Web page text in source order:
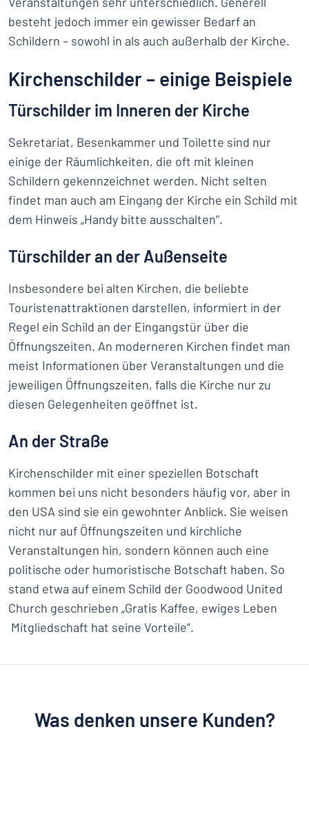
besteht jedoch immer ein gewisser Bedarf an
Schildern – sowohl in als auch außerhalb der Kirche.
Kirchenschilder – einige Beispiele
Türschilder im Inneren der Kirche
Sekretariat, Besenkammer und Toilette sind nur
einige der Räumlichkeiten, die oft mit kleinen
Schildern gekennzeichnet werden. Nicht selten
findet man auch am Eingang der Kirche ein Schild mit
dem Hinweis „Handy bitte ausschalten“.
Türschilder an der Außenseite
Insbesondere bei alten Kirchen, die beliebte
Touristenattraktionen darstellen, informiert in der
Regel ein Schild an der Eingangstür über die
Öffnungszeiten. An moderneren Kirchen findet man
meist Informationen über Veranstaltungen und die
jeweiligen Öffnungszeiten, falls die Kirche nur zu
diesen Gelegenheiten geöffnet ist.
An der Straße
Kirchenschilder mit einer speziellen Botschaft
kommen bei uns nicht besonders häufig vor, aber in
den USA sind sie ein gewohnter Anblick. Sie weisen
nicht nur auf Öffnungszeiten und kirchliche
Veranstaltungen hin, sondern können auch eine
politische oder humoristische Botschaft haben. So
stand etwa auf einem Schild der Goodwood United
Church geschrieben „Gratis Kaffee, ewiges Leben
Mitgliedschaft hat seine Vorteile“.
Was denken unsere Kunden?